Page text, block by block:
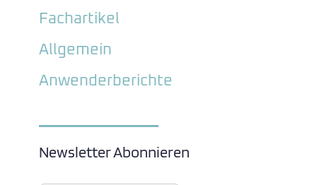
Fachartikel
Allgemein
Anwenderberichte
Newsletter Abonnieren